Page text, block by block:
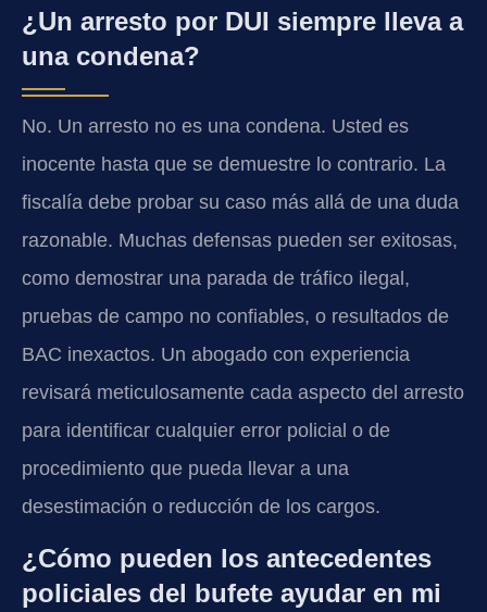
¿Un arresto por DUI siempre lleva a
una condena?
No. Un arresto no es una condena. Usted es
inocente hasta que se demuestre lo contrario. La
fiscalía debe probar su caso más allá de una duda
razonable. Muchas defensas pueden ser exitosas,
como demostrar una parada de tráfico ilegal,
pruebas de campo no confiables, o resultados de
BAC inexactos. Un abogado con experiencia
revisará meticulosamente cada aspecto del arresto
para identificar cualquier error policial o de
procedimiento que pueda llevar a una
desestimación o reducción de los cargos.
¿Cómo pueden los antecedentes
policiales del bufete ayudar en mi